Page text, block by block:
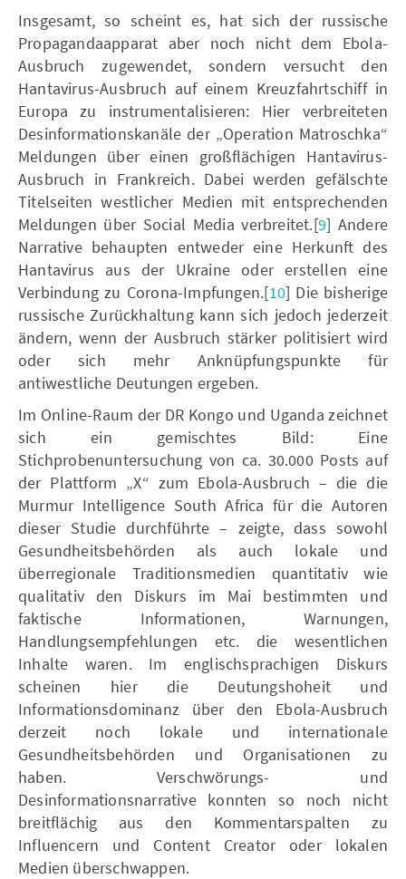
Insgesamt, so scheint es, hat sich der russische
Propagandaapparat aber noch nicht dem Ebola-
Ausbruch zugewendet, sondern versucht den
Hantavirus-Ausbruch auf einem Kreuzfahrtschiff in
Europa zu instrumentalisieren: Hier verbreiteten
Desinformationskanäle der „Operation Matroschka“
Meldungen über einen großflächigen Hantavirus-
Ausbruch in Frankreich. Dabei werden gefälschte
Titelseiten westlicher Medien mit entsprechenden
Meldungen über Social Media verbreitet.[9] Andere
Narrative behaupten entweder eine Herkunft des
Hantavirus aus der Ukraine oder erstellen eine
Verbindung zu Corona-Impfungen.[10] Die bisherige
russische Zurückhaltung kann sich jedoch jederzeit
ändern, wenn der Ausbruch stärker politisiert wird
oder sich mehr Anknüpfungspunkte für
antiwestliche Deutungen ergeben.
Im Online-Raum der DR Kongo und Uganda zeichnet
sich ein gemischtes Bild: Eine
Stichprobenuntersuchung von ca. 30.000 Posts auf
der Plattform „X“ zum Ebola-Ausbruch – die die
Murmur Intelligence South Africa für die Autoren
dieser Studie durchführte – zeigte, dass sowohl
Gesundheitsbehörden als auch lokale und
überregionale Traditionsmedien quantitativ wie
qualitativ den Diskurs im Mai bestimmten und
faktische Informationen, Warnungen,
Handlungsempfehlungen etc. die wesentlichen
Inhalte waren. Im englischsprachigen Diskurs
scheinen hier die Deutungshoheit und
Informationsdominanz über den Ebola-Ausbruch
derzeit noch lokale und internationale
Gesundheitsbehörden und Organisationen zu
haben. Verschwörungs- und
Desinformationsnarrative konnten so noch nicht
breitflächig aus den Kommentarspalten zu
Influencern und Content Creator oder lokalen
Medien überschwappen.